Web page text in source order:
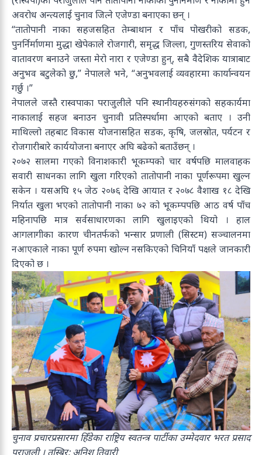
अवरोध अन्त्यलाई चुनाव जित्ने एजेण्डा बनाएका छन् ।
“तातोपानी नाका सहजसहित तेम्बाथान र पाँच पोखरीको सडक,
पुनर्निर्माणमा मुद्धा खेपेकाले रोजगारी, समृद्ध जिल्ला, गुणस्तरिय सेवाको
वातावरण बनाउने जस्ता मेरो नारा र एजेण्डा हुन्, सबै वैदेशिक यात्राबाट
अनुभव बटुलेको छु,” नेपालले भने, “अनुभवलाई व्यवहारमा कार्यान्वयन
गर्छु ।”
नेपालले जस्तै रास्वपाका पराजुलीले पनि स्थानीयहरुसंगको सहकार्यमा
नाकालाई सहज बनाउन चुनावी प्रतिस्पर्धामा आएको बताए । उनी
माथिल्लो तहबाट विकास योजनासहित सडक, कृषि, जलस्रोत, पर्यटन र
रोजगारीबारे कार्ययोजना बनाएर अघि बढेको बताउँछन् ।
२०७२ सालमा गएको विनाशकारी भूकम्पको चार वर्षपछि मालवाहक
सवारी साधनका लागि खुला गरिएको तातोपानी नाका पूर्णरूपमा खुल्न
सकेन । यसअघि १५ जेठ २०७६ देखि आयात र २०७८ वैशाख १८ देखि
निर्यात खुला भएको तातोपानी नाका ७२ को भूकम्पपछि आठ वर्ष पाँच
महिनापछि मात्र सर्वसाधारणका लागि खुलाइएको थियो । हाल
आगलागीका कारण चीनतर्फको भन्सार प्रणाली (सिस्टम) सञ्चालनमा
नआएकाले नाका पूर्ण रुपमा खोल्न नसकिएको चिनियाँ पक्षले जानकारी
दिएको छ ।
चुनाव प्रचारप्रसारमा हिँडेका राष्ट्रिय स्वतन्त्र पार्टीका उम्मेदवार भरत प्रसाद
पराजुली । तस्बिर: अनिश तिवारी